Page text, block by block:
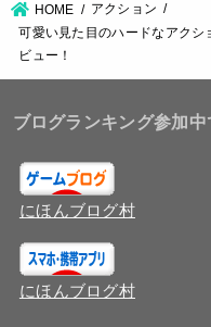
HOME
アクション
可愛い見た目のハードなアクシ
ビュー！
ブログランキング参加中
にほんブログ村
にほんブログ村